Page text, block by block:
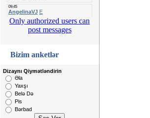
Only authorized users can
post messages
Bizim anketlər
Dizaynı Qiymətləndirin
Əla
Yaxşı
Belə Də
Pis
Bərbad